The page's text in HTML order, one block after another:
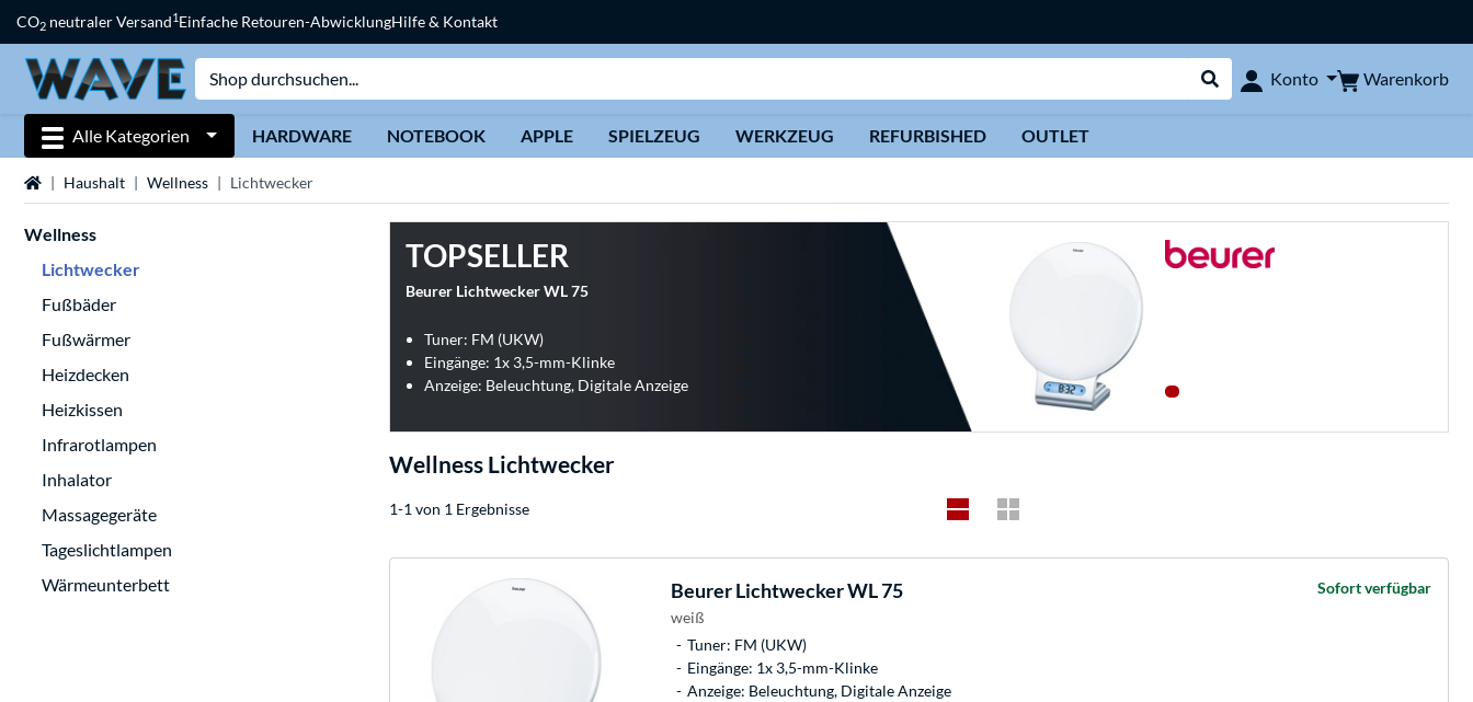
CO2 neutraler Versand1Einfache Retouren-AbwicklungHilfe & Kontakt
Suche durchführen
Konto Warenkorb
Alle Kategorien HARDWARE NOTEBOOK APPLE SPIELZEUG WERKZEUG REFURBISHED OUTLET
StartseiteHaushalt Wellness Lichtwecker
Wellness
Lichtwecker
Fußbäder
Fußwärmer
Heizdecken
Heizkissen
Infrarotlampen
Inhalator
Massagegeräte
Tageslichtlampen
Wärmeunterbett
TOPSELLER
Beurer Lichtwecker WL 75
Tuner: FM (UKW)
Eingänge: 1x 3,5-mm-Klinke
Anzeige: Beleuchtung, Digitale Anzeige
Wellness Lichtwecker
1-1 von 1 Ergebnisse
BeurerLichtwecker WL 75
weiß
Tuner: FM (UKW)
Eingänge: 1x 3,5-mm-Klinke
Anzeige: Beleuchtung, Digitale Anzeige
Sofort verfügbar